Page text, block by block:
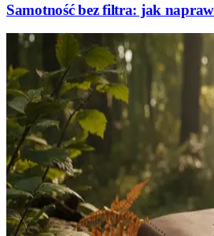
Samotność bez filtra: jak